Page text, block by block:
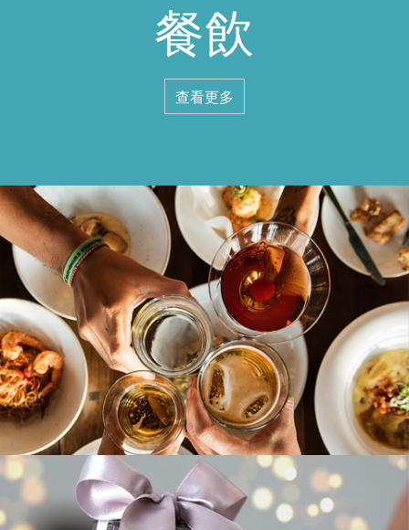
餐飲
查看更多